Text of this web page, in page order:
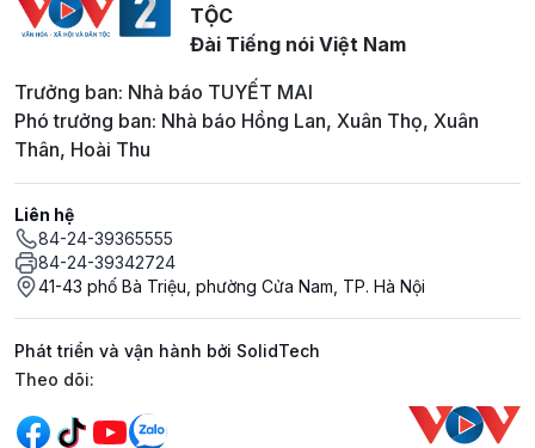
TỘC
Đài Tiếng nói Việt Nam
Trưởng ban: Nhà báo TUYẾT MAI
Phó trưởng ban: Nhà báo Hồng Lan, Xuân Thọ, Xuân
Thân, Hoài Thu
Liên hệ
84-24-39365555
84-24-39342724
41-43 phố Bà Triệu, phường Cửa Nam, TP. Hà Nội
Phát triển và vận hành bởi SolidTech
Mạng xã hội
Theo dõi: